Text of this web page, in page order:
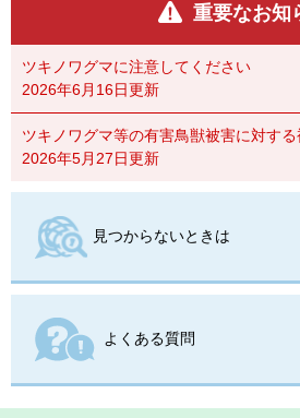
重要なお知
ツキノワグマに注意してください
2026年6月16日更新
ツキノワグマ等の有害鳥獣被害に対す
2026年5月27日更新
見つからないときは
よくある質問